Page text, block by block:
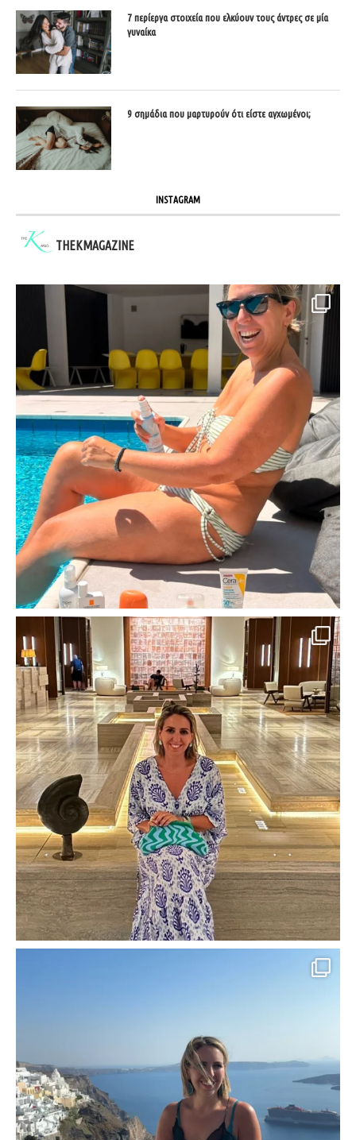
7 περίεργα στοιχεία που ελκύουν τους άντρες σε μία
γυναίκα
9 σημάδια που μαρτυρούν ότι είστε αγχωμένοι;
INSTAGRAM
THEKMAGAZINE